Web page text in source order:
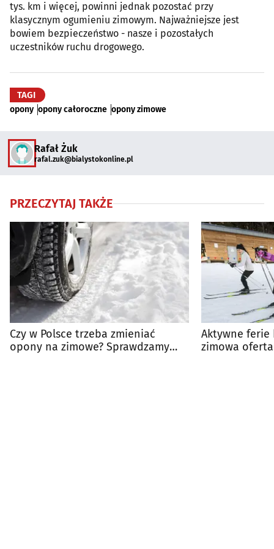
tys. km i więcej, powinni jednak pozostać przy
klasycznym ogumieniu zimowym. Najważniejsze jest
bowiem bezpieczeństwo - nasze i pozostałych
uczestników ruchu drogowego.
TAGI
opony opony całoroczne opony zimowe
Rafał Żuk
rafal.zuk@bialystokonline.pl
PRZECZYTAJ TAKŻE
Czy w Polsce trzeba zmieniać
opony na zimowe? Sprawdzamy
Aktywne ferie
zimowa oferta